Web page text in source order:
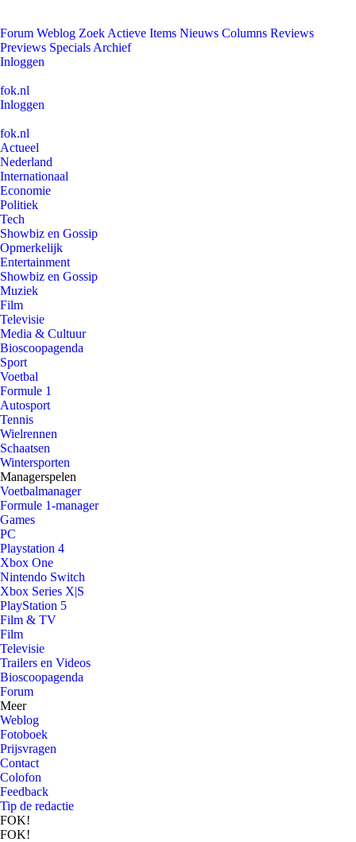
Forum Weblog Zoek Actieve Items Nieuws Columns Reviews
Previews Specials Archief
Inloggen
fok.nl
Inloggen
fok.nl
Actueel
Nederland
Internationaal
Economie
Politiek
Tech
Showbiz en Gossip
Opmerkelijk
Entertainment
Showbiz en Gossip
Muziek
Film
Televisie
Media & Cultuur
Bioscoopagenda
Sport
Voetbal
Formule 1
Autosport
Tennis
Wielrennen
Schaatsen
Wintersporten
Managerspelen
Voetbalmanager
Formule 1-manager
Games
PC
Playstation 4
Xbox One
Nintendo Switch
Xbox Series X|S
PlayStation 5
Film & TV
Film
Televisie
Trailers en Videos
Bioscoopagenda
Forum
Meer
Weblog
Fotoboek
Prijsvragen
Contact
Colofon
Feedback
Tip de redactie
FOK!
FOK!